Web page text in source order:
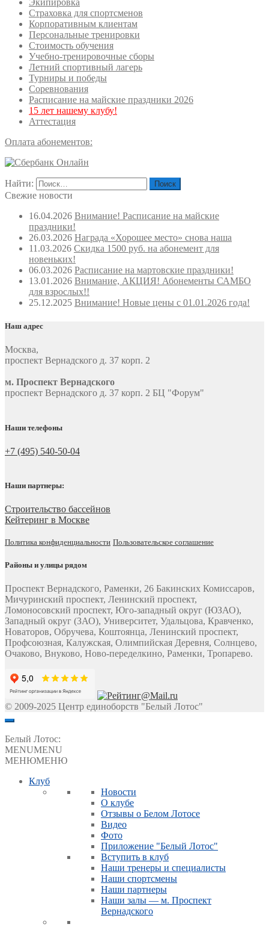
Экипировка
Страховка для спортсменов
Корпоративным клиентам
Персональные тренировки
Стоимость обучения
Учебно-тренировочные сборы
Летний спортивный лагерь
Турниры и победы
Соревнования
Расписание на майские праздники 2026
15 лет нашему клубу!
Аттестация
Оплата абонементов:
Найти:
Свежие новости
16.04.2026 Внимание! Расписание на майские
праздники!
26.03.2026 Награда «Хорошее место» снова наша
11.03.2026 Скидка 1500 руб. на абонемент для
новеньких!
06.03.2026 Расписание на мартовские праздники!
13.01.2026 Внимание, АКЦИЯ! Абонементы САМБО
для взрослых!!
25.12.2025 Внимание! Новые цены с 01.01.2026 года!
Наш адрес
Москва,
проспект Вернадского д. 37 корп. 2
м. Проспект Вернадского
проспект Вернадского д. 37 корп. 2 БЦ "Форум"
Наши телефоны
+7 (495) 540-50-04
Наши партнеры:
Строительство бассейнов
Кейтеринг в Москве
Политика конфиденциальности Пользовательское соглашение
Районы и улицы рядом
Проспект Вернадского, Раменки, 26 Бакинских Комиссаров,
Мичуринский проспект, Ленинский проспект,
Ломоносовский проспект, Юго-западный округ (ЮЗАО),
Западный округ (ЗАО), Университет, Удальцова, Кравченко,
Новаторов, Обручева, Коштоянца, Ленинский проспект,
Профсоюзная, Калужская, Олимпийская Деревня, Солнцево,
Очаково, Внуково, Ново-переделкино, Раменки, Тропарево.
© 2009-2025 Центр единоборств "Белый Лотос"
Белый Лотос:
MENUMENU
МЕНЮМЕНЮ
Клуб
Новости
О клубе
Отзывы о Белом Лотосе
Видео
Фото
Приложение "Белый Лотос"
Вступить в клуб
Наши тренеры и специалисты
Наши спортсмены
Наши партнеры
Наши залы — м. Проспект
Вернадского